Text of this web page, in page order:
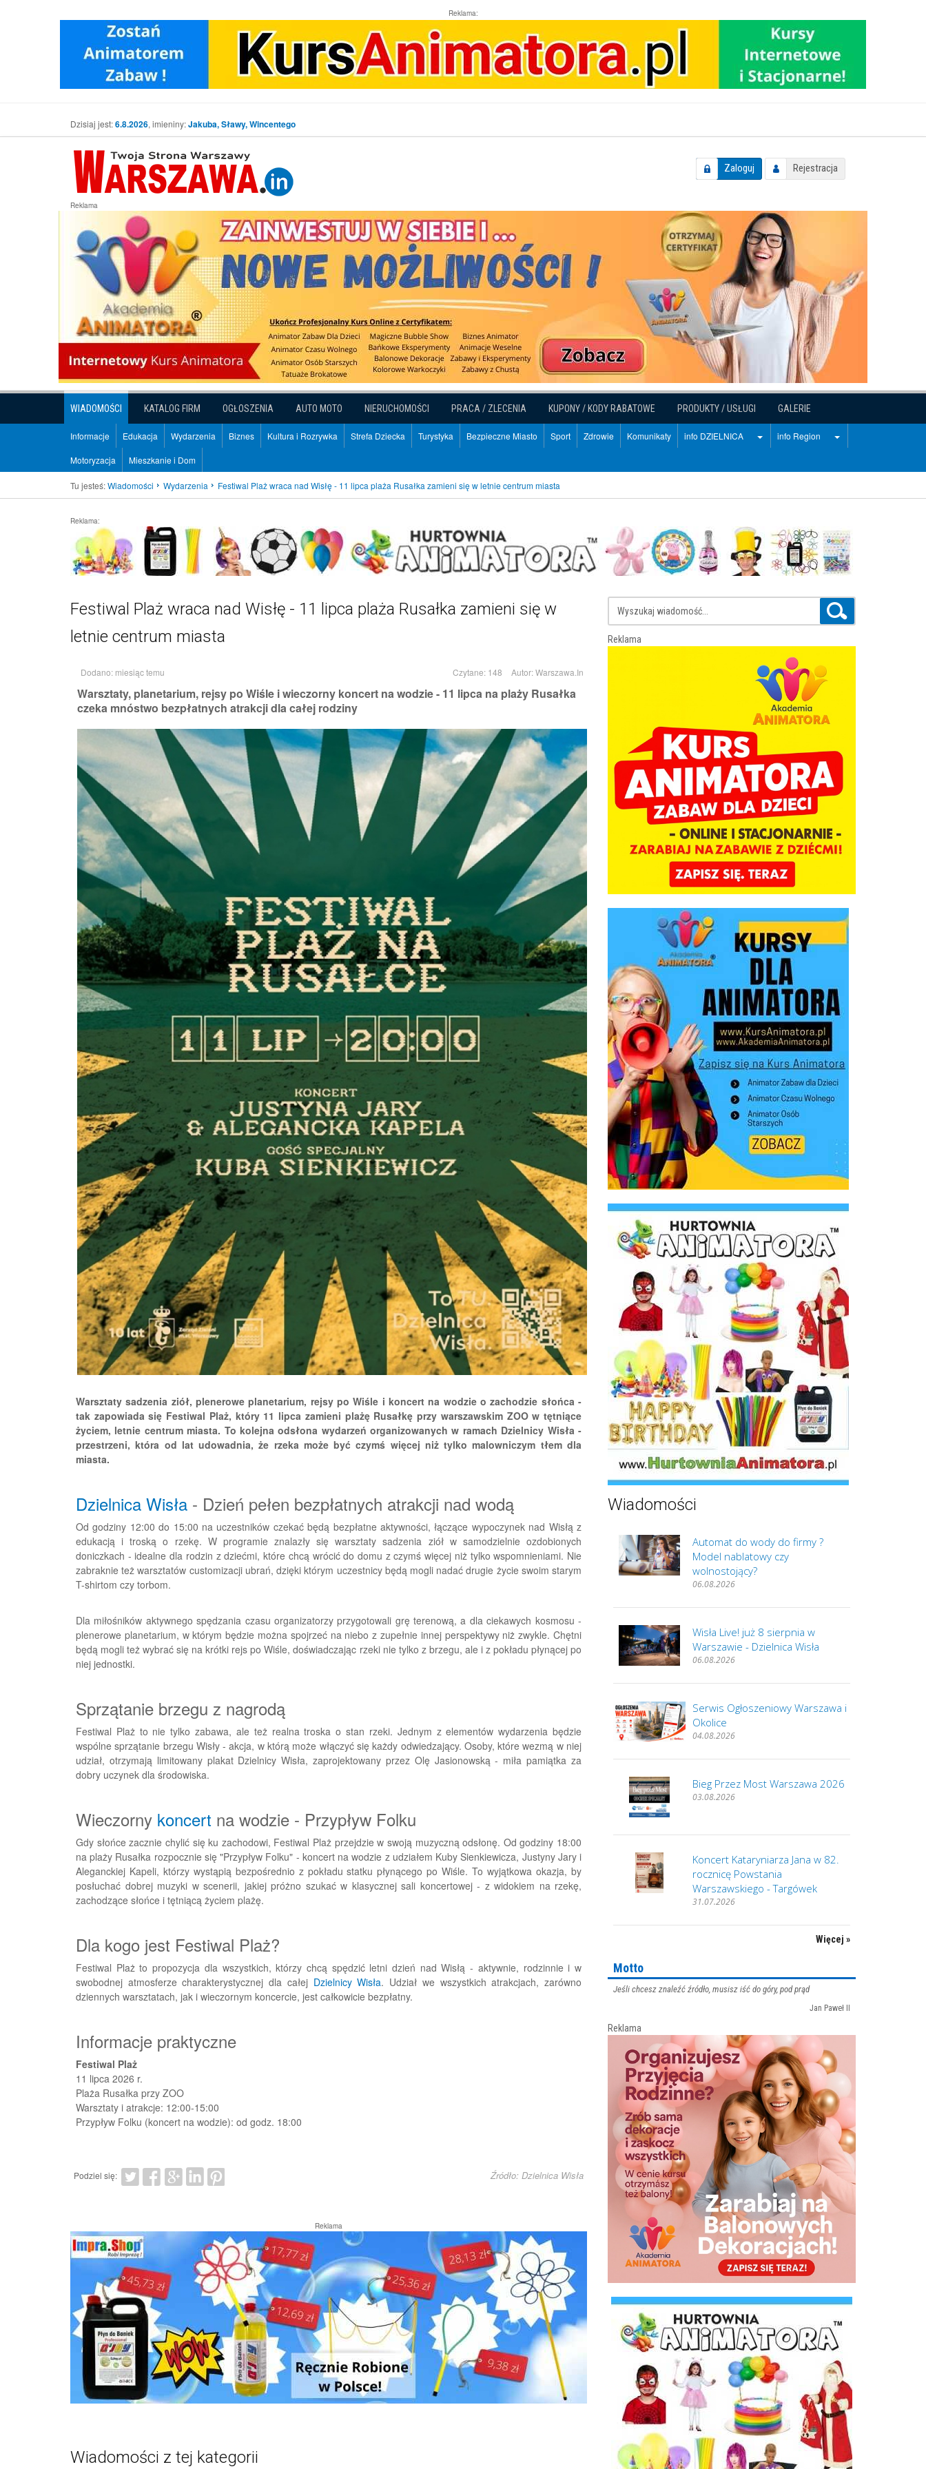
Reklama:
Dzisiaj jest:6.8.2026, imieniny:Jakuba, Sławy, Wincentego
Zaloguj Rejestracja
Reklama
WIADOMOŚCI KATALOG FIRM OGŁOSZENIA AUTO MOTO NIERUCHOMOŚCI PRACA / ZLECENIA KUPONY / KODY RABATOWE PRODUKTY / USŁUGI GALERIE
Informacje Edukacja Wydarzenia Biznes Kultura i Rozrywka Strefa Dziecka Turystyka Bezpieczne Miasto Sport Zdrowie Komunikaty info DZIELNICA info Region
Motoryzacja Mieszkanie i Dom
Tu jesteś:Wiadomości Wydarzenia Festiwal Plaż wraca nad Wisłę - 11 lipca plaża Rusałka zamieni się w letnie centrum miasta
Reklama:
Festiwal Plaż wraca nad Wisłę - 11 lipca plaża Rusałka zamieni się w
letnie centrum miasta
Dodano: miesiąc temu Czytane: 148 Autor:Warszawa.In
Warsztaty, planetarium, rejsy po Wiśle i wieczorny koncert na wodzie - 11 lipca na plaży Rusałka
czeka mnóstwo bezpłatnych atrakcji dla całej rodziny
Warsztaty sadzenia ziół, plenerowe planetarium, rejsy po Wiśle i koncert na wodzie o zachodzie słońca -
tak zapowiada się Festiwal Plaż, który 11 lipca zamieni plażę Rusałkę przy warszawskim ZOO w tętniące
życiem, letnie centrum miasta. To kolejna odsłona wydarzeń organizowanych w ramach Dzielnicy Wisła -
przestrzeni, która od lat udowadnia, że rzeka może być czymś więcej niż tylko malowniczym tłem dla
miasta.
Dzielnica Wisła - Dzień pełen bezpłatnych atrakcji nad wodą
Od godziny 12:00 do 15:00 na uczestników czekać będą bezpłatne aktywności, łączące wypoczynek nad Wisłą z
edukacją i troską o rzekę. W programie znalazły się warsztaty sadzenia ziół w samodzielnie ozdobionych
doniczkach - idealne dla rodzin z dziećmi, które chcą wrócić do domu z czymś więcej niż tylko wspomnieniami. Nie
zabraknie też warsztatów customizacji ubrań, dzięki którym uczestnicy będą mogli nadać drugie życie swoim starym
T-shirtom czy torbom.
Dla miłośników aktywnego spędzania czasu organizatorzy przygotowali grę terenową, a dla ciekawych kosmosu -
plenerowe planetarium, w którym będzie można spojrzeć na niebo z zupełnie innej perspektywy niż zwykle. Chętni
będą mogli też wybrać się na krótki rejs po Wiśle, doświadczając rzeki nie tylko z brzegu, ale i z pokładu płynącej po
niej jednostki.
Sprzątanie brzegu z nagrodą
Festiwal Plaż to nie tylko zabawa, ale też realna troska o stan rzeki. Jednym z elementów wydarzenia będzie
wspólne sprzątanie brzegu Wisły - akcja, w którą może włączyć się każdy odwiedzający. Osoby, które wezmą w niej
udział, otrzymają limitowany plakat Dzielnicy Wisła, zaprojektowany przez Olę Jasionowską - miła pamiątka za
dobry uczynek dla środowiska.
Wieczorny koncert na wodzie - Przypływ Folku
Gdy słońce zacznie chylić się ku zachodowi, Festiwal Plaż przejdzie w swoją muzyczną odsłonę. Od godziny 18:00
na plaży Rusałka rozpocznie się "Przypływ Folku" - koncert na wodzie z udziałem Kuby Sienkiewicza, Justyny Jary i
Aleganckiej Kapeli, którzy wystąpią bezpośrednio z pokładu statku płynącego po Wiśle. To wyjątkowa okazja, by
posłuchać dobrej muzyki w scenerii, jakiej próżno szukać w klasycznej sali koncertowej - z widokiem na rzekę,
zachodzące słońce i tętniącą życiem plażę.
Dla kogo jest Festiwal Plaż?
Festiwal Plaż to propozycja dla wszystkich, którzy chcą spędzić letni dzień nad Wisłą - aktywnie, rodzinnie i w
swobodnej atmosferze charakterystycznej dla całej Dzielnicy Wisła. Udział we wszystkich atrakcjach, zarówno
dziennych warsztatach, jak i wieczornym koncercie, jest całkowicie bezpłatny.
Informacje praktyczne
Festiwal Plaż
11 lipca 2026 r.
Plaża Rusałka przy ZOO
Warsztaty i atrakcje: 12:00-15:00
Przypływ Folku (koncert na wodzie): od godz. 18:00
Podziel się: Źródło: Dzielnica Wisła
Reklama
Wiadomości z tej kategorii
Reklama
Wiadomości
Automat do wody do firmy ?
Model nablatowy czy
wolnostojący?
06.08.2026
Wisła Live! już 8 sierpnia w
Warszawie - Dzielnica Wisła
06.08.2026
Serwis Ogłoszeniowy Warszawa i
Okolice
04.08.2026
Bieg Przez Most Warszawa 2026
03.08.2026
Koncert Kataryniarza Jana w 82.
rocznicę Powstania
Warszawskiego - Targówek
31.07.2026
Więcej »
Motto
Jeśli chcesz znaleźć źródło, musisz iść do góry, pod prąd
Jan Paweł II
Reklama